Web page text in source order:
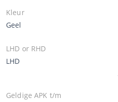
Kleur
Geel
LHD or RHD
LHD
Geldige APK t/m